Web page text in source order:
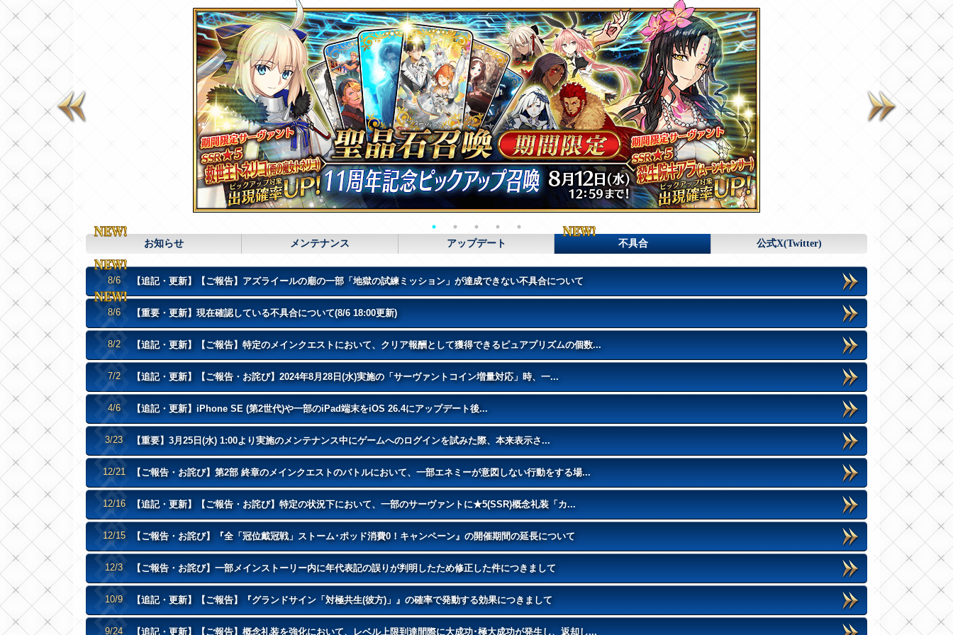
お知らせ メンテナンス アップデート 不具合 公式X(Twitter)
8/6 【追記・更新】【ご報告】アズライールの廟の一部「地獄の試練ミッション」が達成できない不具合について
8/6 【重要・更新】現在確認している不具合について(8/6 18:00更新)
8/2 【追記・更新】【ご報告】特定のメインクエストにおいて、クリア報酬として獲得できるピュアプリズムの個数...
7/2 【追記・更新】【ご報告・お詫び】2024年8月28日(水)実施の「サーヴァントコイン増量対応」時、一...
4/6 【追記・更新】iPhone SE (第2世代)や一部のiPad端末をiOS 26.4にアップデート後...
3/23 【重要】3月25日(水) 1:00より実施のメンテナンス中にゲームへのログインを試みた際、本来表示さ...
12/21 【ご報告・お詫び】第2部 終章のメインクエストのバトルにおいて、一部エネミーが意図しない行動をする場...
12/16 【追記・更新】【ご報告・お詫び】特定の状況下において、一部のサーヴァントに★5(SSR)概念礼装「カ...
12/15 【ご報告・お詫び】『全「冠位戴冠戦」ストーム･ポッド消費0！キャンペーン』の開催期間の延長について
12/3 【ご報告・お詫び】一部メインストーリー内に年代表記の誤りが判明したため修正した件につきまして
10/9 【追記・更新】【ご報告】『グランドサイン「対極共生(彼方)」』の確率で発動する効果につきまして
9/24 【追記・更新】【ご報告】概念礼装を強化において、レベル上限到達間際に大成功･極大成功が発生し、返却し...